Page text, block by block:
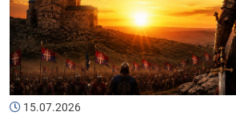
15.07.2026